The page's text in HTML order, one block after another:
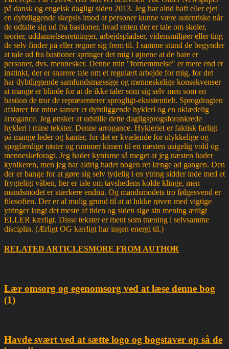
på dansk og engelsk dagligt siden 2013. Jeg har altid haft eller ejet
en dybtliggende skepsis imod at personer kunne være autentiske når
de udtalte sig ud fra bastioner, hvad enten der er tale om skoler,
teorier, uddannelsesretninger, arbejdspladser, vidensmiljøer eller ting
de selv finder på eller regner sig frem til. I samme stund de begynder
at tale ud fra bastioner springer det mig i øjnene at de bare er
personer, dvs. mennesker. Denne min "fornemmelse" er mere end et
instinkt, der er snarere tale om et regulært arbejde for mig, for det
har dybtliggende samfundsmæssige og menneskelige konsekvenser
at mange er blinde for at de ikke taler som sig selv men som en
bastion de tror de repræsenterer sprogligt-eksistentielt. Sprogdragten
afslører for mine sanser et dybtliggende hykleri og en uklædelig
arrogance. Jeg ønsker at udstille dette dagligsprogsforankrede
hykleri i mine tekster. Denne arrogance. Hykleriet er faktisk farligt
på mange leder og kanter, for det er kvælende for ulykkelige og
spagfærdige røster og rummer kimen til en næsten usigelig vold og
menneskeforagt. Jeg hader kynisme så meget at jeg næsten hader
kynikeren, men jeg har aldrig hadet nogen ret længe ad gangen. Den
der er bange for at gøre sig selv tydelig i en ytring sidder inde med et
frygteligt våben, her er tale om tavshedens kolde klinge, men
mandsmodet er stærkere endnu. Og mandsmodets tro følgesvend er
filosofien. Der er al mulig grund til at at lukke røven med vigtige
ytringer langt det meste af tiden og siden sige sin mening ærligt
ELLER kærligt. Disse tekster er ment som træning i selvsamme
disciplin. (Ærligt OG kærligt har ingen energi til.)
RELATED ARTICLESMORE FROM AUTHOR
Lær omsorg og egenomsorg ved at læse denne bog
(1)
Havde svært ved at sætte logo og bogstaver op så de